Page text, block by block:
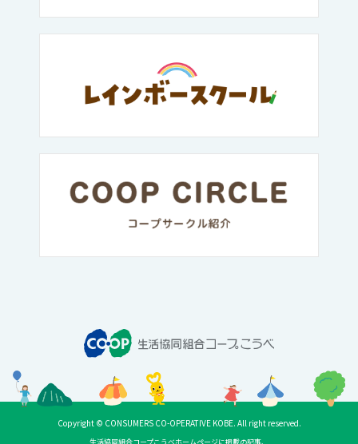
Copyright © CONSUMERS CO-OPERATIVE KOBE. All right reserved.